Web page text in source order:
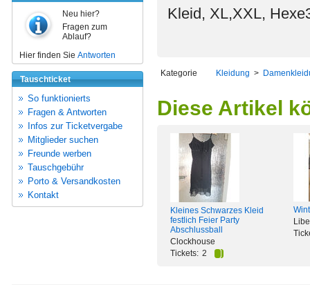
Neu hier?
Fragen zum
Ablauf?
Hier finden Sie Antworten
Tauschticket
So funktionierts
Fragen & Antworten
Infos zur Ticketvergabe
Mitglieder suchen
Freunde werben
Tauschgebühr
Porto & Versandkosten
Kontakt
Kleid, XL,XXL,
Kategorie Kleidung >
Diese Artikel
Kleines Schwarzes Kleid
festlich Feier Party
Abschlussball
Clockhouse
Tickets: 2